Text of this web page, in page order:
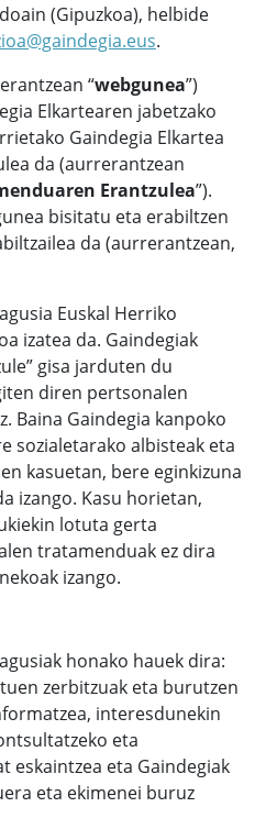
(Gipuzkoa), helbide
.
“webgunea”)
Elkartearen jabetzako
Gaindegia Elkartea
da (aurrerantzean
Erantzulea”).
bisitatu eta erabiltzen
da (aurrerantzean,
Euskal Herriko
izatea da. Gaindegiak
gisa jarduten du
diren pertsonalen
Baina Gaindegia kanpoko
sozialetarako albisteak eta
kasuetan, bere eginkizuna
izango. Kasu horietan,
lotuta gerta
tratamenduak ez dira
izango.
honako hauek dira:
zerbitzuak eta burutzen
interesdunekin
eta
eskaintzea eta Gaindegiak
eta ekimenei buruz